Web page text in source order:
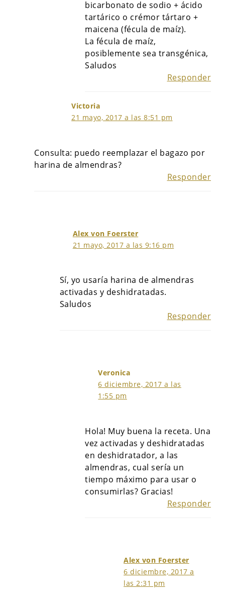
bicarbonato de sodio + ácido
tartárico o crémor tártaro +
maicena (fécula de maíz).
La fécula de maíz,
posiblemente sea transgénica,
Saludos
Responder
Victoria
21 mayo, 2017 a las 8:51 pm
Consulta: puedo reemplazar el bagazo por
harina de almendras?
Responder
Alex von Foerster
21 mayo, 2017 a las 9:16 pm
Sí, yo usaría harina de almendras
activadas y deshidratadas.
Saludos
Responder
Veronica
6 diciembre, 2017 a las
1:55 pm
Hola! Muy buena la receta. Una
vez activadas y deshidratadas
en deshidratador, a las
almendras, cual sería un
tiempo máximo para usar o
consumirlas? Gracias!
Responder
Alex von Foerster
6 diciembre, 2017 a
las 2:31 pm